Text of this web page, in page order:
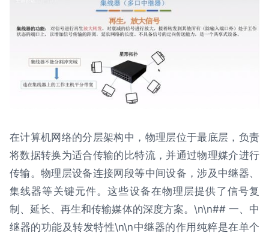
在计算机网络的分层架构中，物理层位于最底层，负责
将数据转换为适合传输的比特流，并通过物理媒介进行
传输。物理层设备连接网段等中间设备，涉及中继器、
集线器等关键元件。这些设备在物理层提供了信号复
制、延长、再生和传输媒体的深度方案。\n\n## 一、中
继器的功能及转发特性\n\n中继器的作用纯粹是在单个